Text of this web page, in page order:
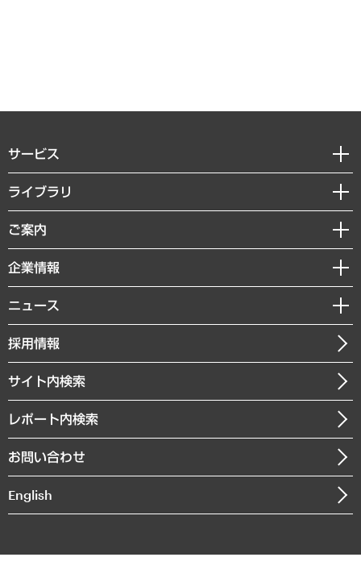
サービス
経営戦略
組織・人事戦略
デジタルイノベーション
共生・ダイバーシティ
GRC（ガバナンス・リスク・コンプライアンス）・防災（政策）
経済・産業・雇用・労働
まちづくり・観光・交通・スポーツ・スマートシティ
自然資源・農林水産業・食料システム
ライブラリ
経済調査
レポート
コラム
経営用語集
受託・受注実績（官公庁関連）
メディア掲載・出演
ご案内
セミナー・イベント情報
MUFGビジネスセミナー
受託案件情報
企業情報
私たちの想い
社長メッセージ
会社概要
沿革
組織図・本部部室紹介
インドネシア現地法人
個人情報保護方針
ニュース
ニュースリリース
お知らせ
採用情報
サイト内検索
レポート内検索
お問い合わせ
English